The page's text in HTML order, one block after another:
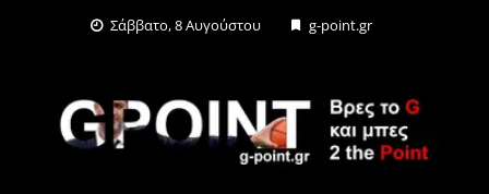
Σάββατο, 8 Αυγούστου g-point.gr
G-POINT.GR